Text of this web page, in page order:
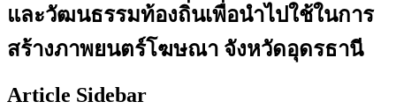
และวัฒนธรรมท้องถิ่นเพื่อนำไปใช้ในการ
สร้างภาพยนตร์โฆษณา จังหวัดอุดรธานี
Article Sidebar